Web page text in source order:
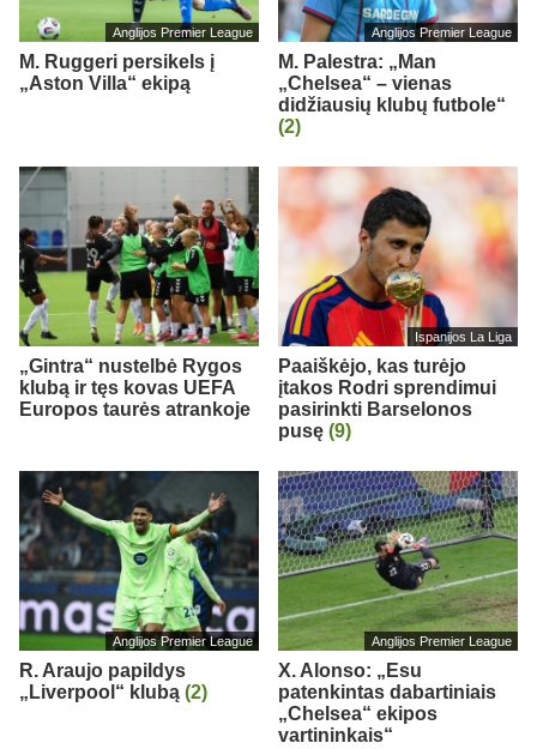
Anglijos Premier League
M. Ruggeri persikels į
„Aston Villa“ ekipą
Anglijos Premier League
M. Palestra: „Man
„Chelsea“ – vienas
didžiausių klubų futbole“
(2)
„Gintra“ nustelbė Rygos
klubą ir tęs kovas UEFA
Europos taurės atrankoje
Ispanijos La Liga
Paaiškėjo, kas turėjo
įtakos Rodri sprendimui
pasirinkti Barselonos
pusę (9)
Anglijos Premier League
R. Araujo papildys
„Liverpool“ klubą (2)
Anglijos Premier League
X. Alonso: „Esu
patenkintas dabartiniais
„Chelsea“ ekipos
vartininkais“